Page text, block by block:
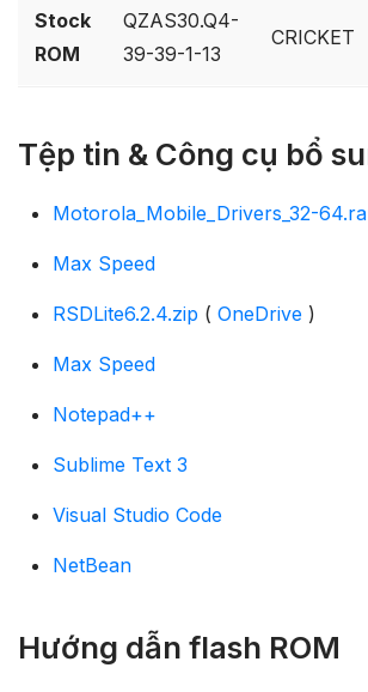
Stock
ROM
QZAS30.Q4-
39-39-1-13
CRICKET
Tệp tin & Công cụ bổ
Motorola_Mobile_Drivers_32-
Max Speed
RSDLite6.2.4.zip ( OneDrive)
Max Speed
Notepad++
Sublime Text 3
Visual Studio Code
NetBean
Hướng dẫn flash ROM